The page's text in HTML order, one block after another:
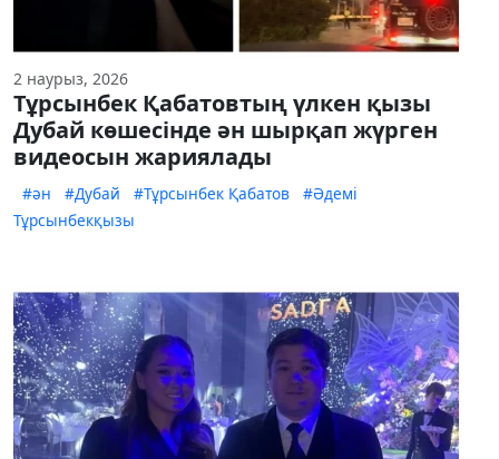
2 наурыз, 2026
Тұрсынбек Қабатовтың үлкен қызы
Дубай көшесінде ән шырқап жүрген
видеосын жариялады
#ән #Дубай #Тұрсынбек Қабатов
#Әдемі
Тұрсынбекқызы